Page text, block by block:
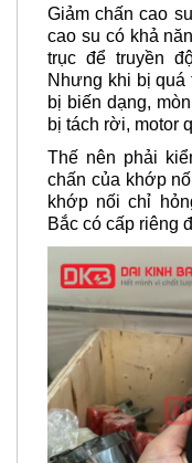
Giảm chấn cao
cao su có khả
trục để truyền
Nhưng khi bị
bị biến dạng,
bị tách rời, motor
Thế nên phải
chấn của khớp
khớp nối chỉ
Bắc có cấp riêng